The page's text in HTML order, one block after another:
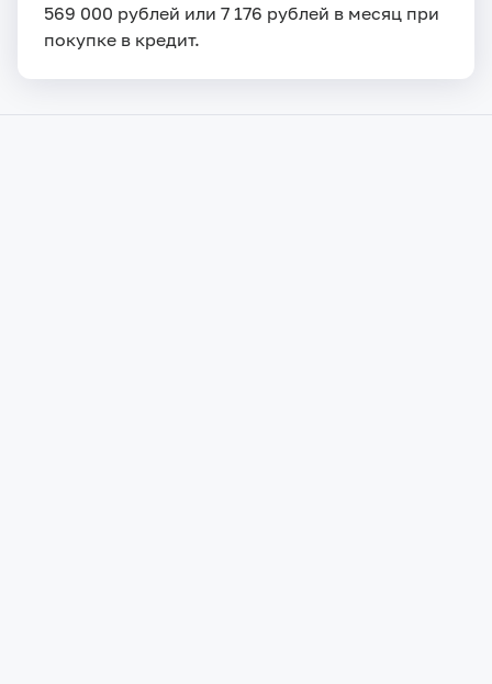
569 000 рублей или 7 176 рублей в месяц при
покупке в кредит.